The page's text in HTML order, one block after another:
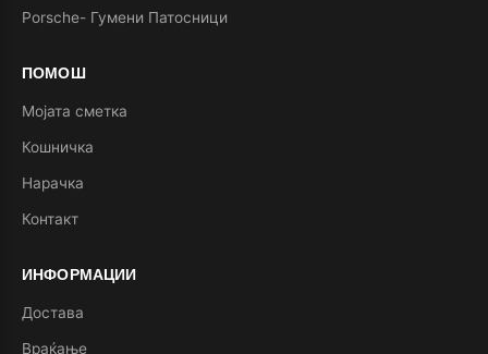
Porsche- Гумени Патосници
ПОМОШ
Мојата сметка
Кошничка
Нарачка
Контакт
ИНФОРМАЦИИ
Достава
Враќање